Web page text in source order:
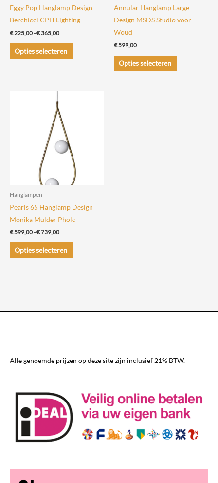
Eggy Pop Hanglamp Design
Berchicci CPH Lighting
€225,00-€365,00Prijsklasse:
tot
€ 365,00
Opties selecteren
Dit
product
worden
op
de
Annular Hanglamp Large
Design MSDS Studio voor
Woud
€599,00
Opties selecteren
Dit
product
Hanglampen
Pearls 65 Hanglamp Design
Monika Mulder Pholc
€599,00-€739,00Prijsklasse:
tot
€ 739,00
Opties selecteren
Dit
product
productpagina
Alle genoemde prijzen op deze site zijn inclusief 21% BTW.